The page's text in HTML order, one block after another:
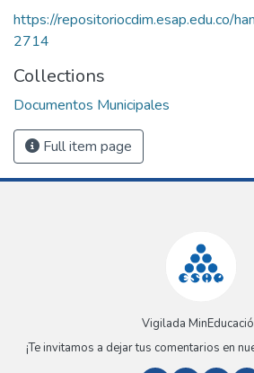
https://repositoriocdim.esap.edu.co/
2714
Collections
Documentos Municipales
Full item page
Vigilada
¡Te invitamos a dejar tus comentarios en